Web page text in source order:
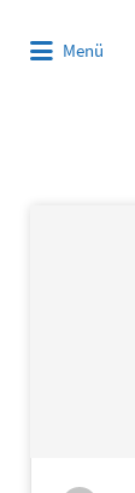
Menü